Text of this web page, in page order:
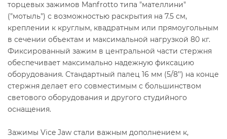
торцевых зажимов Manfrotto типа "мателлини"
("мотыль") с возможностью раскрытия на 7.5 см,
креплении к круглым, квадратным или прямоугольным
в сечении объектам и максимальной нагрузкой 80 кг.
Фиксированный зажим в центральной части стержня
обеспечивает максимально надежную фиксацию
оборудования. Стандартный палец 16 мм (5/8’’) на конце
стержня делает его совместимым с большинством
светового оборудования и другого студийного
оснащения.
Зажимы Vice Jaw стали важным дополнением к,